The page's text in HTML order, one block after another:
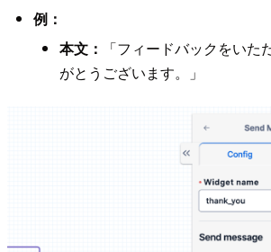
例：
本文：
「フィードバックをいた
がとうございます。」